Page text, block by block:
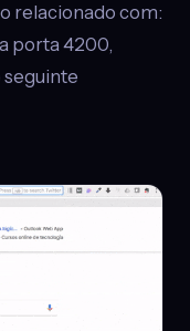
relacionado com:
porta 4200,
seguinte